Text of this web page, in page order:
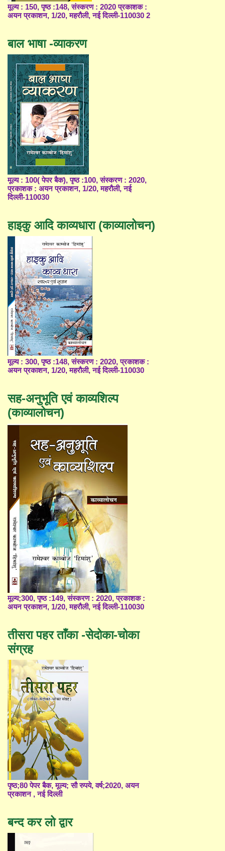
मूल्य : 150, पृष्ठ :148, संस्करण : 2020 प्रकाशक :
अयन प्रकाशन, 1/20, महरौली, नई दिल्ली-110030 2
बाल भाषा -व्याकरण
मूल्य : 100( पेपर बैक), पृष्ठ :100, संस्करण : 2020,
प्रकाशक : अयन प्रकाशन, 1/20, महरौली, नई
दिल्ली-110030
हाइकु आदि काव्यधारा (काव्यालोचन)
मूल्य : 300, पृष्ठ :148, संस्करण : 2020, प्रकाशक :
अयन प्रकाशन, 1/20, महरौली, नई दिल्ली-110030
सह-अनुभूति एवं काव्यशिल्प
(काव्यालोचन)
मूल्य;300, पृष्ठ :149, संस्करण : 2020, प्रकाशक :
अयन प्रकाशन, 1/20, महरौली, नई दिल्ली-110030
तीसरा पहर ताँका -सेदोका-चोका
संग्रह
पृष्ठ;80 पेपर बैक, मूल्य; सौ रुपये, वर्ष;2020, अयन
प्रकाशन , नई दिल्ली
बन्द कर लो द्वार